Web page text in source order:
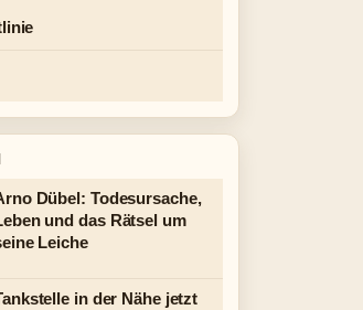
Dübel: Todesursache,
und das Rätsel um
Leiche
in der Nähe jetzt